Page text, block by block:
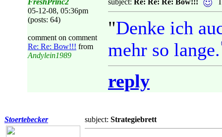
FreshPrinc2
05-12-08, 05:36pm
(posts: 64)
comment on comment
Re: Re: Bow!!! from
Andylein1989
subject: Re: Re: Re: Bow!!!
"Denke ich
mehr so lange.
reply
Stoertebecker subject: Strategiebrett